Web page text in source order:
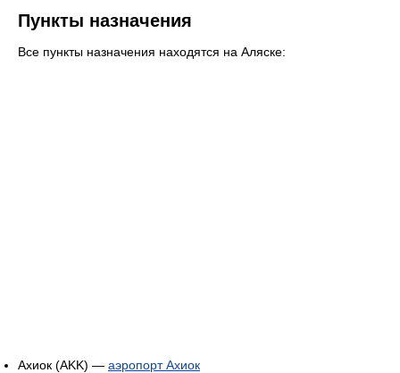
Пункты назначения
Все пункты назначения находятся на Аляске:
Ахиок (AKK) — аэропорт Ахиок